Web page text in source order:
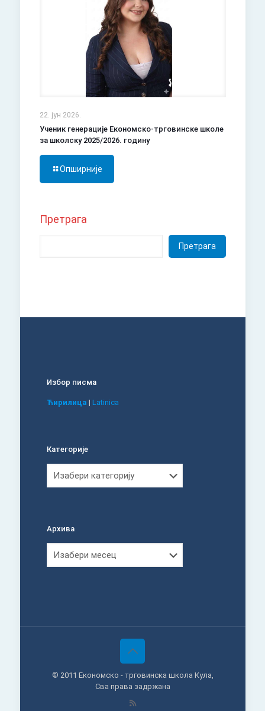
22. јун 2026.
Ученик генерације Економско-трговинске школе
за школску 2025/2026. годину
Опширније
Претрага
Претрага
Избор писма
Ћирилица | Latinica
Категорије
Архива
© 2011 Економско - трговинска школа Кула,
Сва права задржана